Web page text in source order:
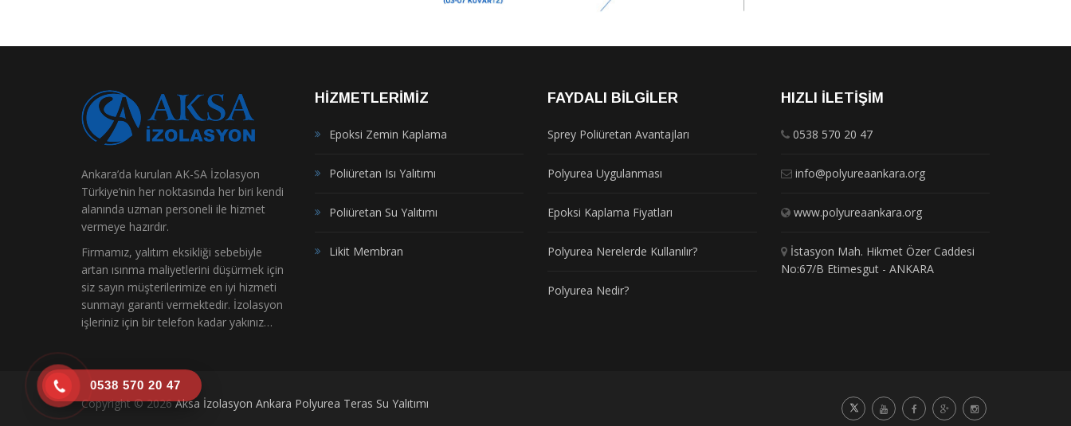
Ankara’da kurulan AK-SA İzolasyon
Türkiye’nin her noktasında her biri kendi
alanında uzman personeli ile hizmet
vermeye hazırdır.
Firmamız, yalıtım eksikliği sebebiyle
artan ısınma maliyetlerini düşürmek için
siz sayın müşterilerimize en iyi hizmeti
sunmayı garanti vermektedir. İzolasyon
işleriniz için bir telefon kadar yakınız…
HIZMETLERIMIZ
Epoksi Zemin Kaplama
Poliüretan Isı Yalıtımı
Poliüretan Su Yalıtımı
Likit Membran
FAYDALI BILGILER
Sprey Poliüretan Avantajları
Polyurea Uygulanması
Epoksi Kaplama Fiyatları
Polyurea Nerelerde Kullanılır?
Polyurea Nedir?
HIZLI İLETIŞIM
0538 570 20 47
info@polyureaankara.org
www.polyureaankara.org
İstasyon Mah. Hikmet Özer Caddesi
No:67/B Etimesgut - ANKARA
Copyright © 2026Aksa İzolasyon Ankara Polyurea Teras Su Yalıtımı
0538 570 20 47